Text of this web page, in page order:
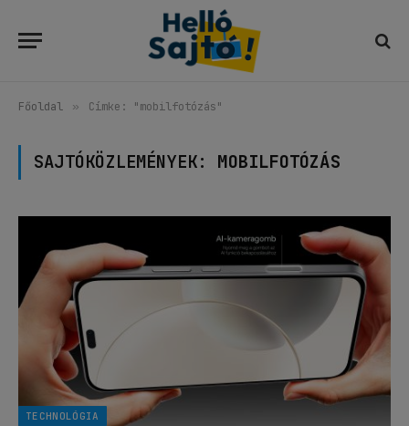
Főoldal » Címke: "mobilfotózás"
SAJTÓKÖZLEMÉNYEK: MOBILFOTÓZÁS
TECHNOLÓGIA